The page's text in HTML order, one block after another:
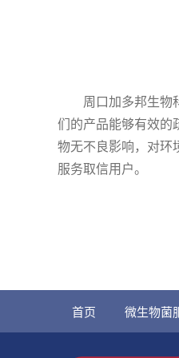
周口加多邦生物科
们的产品能够有效的
物无不良影响，对环
服务取信用户。
首页 微生物菌